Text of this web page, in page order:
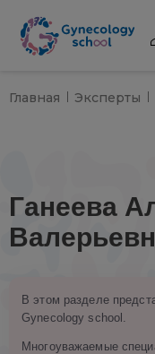
Главная Эксперты
Ганеева
В этом разделе
Gynecology school.
Многоуважаемые